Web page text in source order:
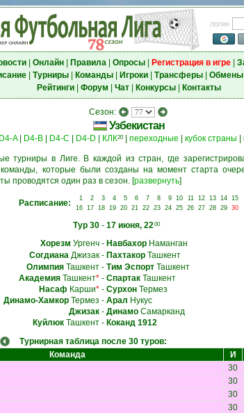
логин
| Онлайн| Правила| Опросы| Регистрация в игре|
| Турниры| Команды| Игроки| Трансферы| Обмены|
Рейтинги| Форум Чат| Конкурсы| Контакты
Сезон:
Узбекистан
D4-A| D4-B| D4-C D4-D КЛК20| переходные кубок страны
турниры в Лиге. В каждой из стран, где
которые были созданы на момент старта
проводятся один раз в сезон. [развернуть]
Расписание: 1 2 3 4 5 6 7 8 9 10 11 12 13 14
15
16
17 18 19 20 21 22 23 24 25 26 27 28 29 30
Тур 30- 17 июня, 2200
Хорезм Ургенч- НавбахорНаманган
СогдианаДжизак- ПахтакорТашкент
ОлимпияТашкент- Тим ЭспортТашкент
АкадемияТашкент*- СпартакТашкент
Насаф Карши*- СурхонТермез
Динамо-ХамкорТермез - Арал Нукус
Джизак- ДинамоСамарканд
КуйлюкТашкент- Коканд 1912
Турнирная таблица после 30 туров:
Команда И
30
30
30
30